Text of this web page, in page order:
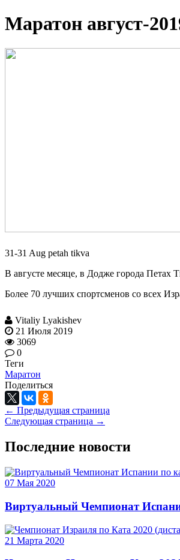
Маратон август-
31-31 Aug petah tikva
В августе месяце, в Додже города
Более 70 лучших спортсменов со всех
Vitaliy Lyakishev
21 Июля 2019
3069
0
Теги
Маратон
Поделиться
← Предыдущая страница
Следующая страница →
Последние новости
07 Мая 2020
Виртуальный Чемпионат
21 Марта 2020